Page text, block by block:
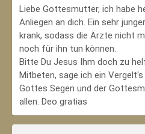
Liebe Gottesmutter, ich habe
Anliegen an dich. Ein sehr
krank, sodass die Ärzte nicht
noch für ihn tun können.
Bitte Du Jesus Ihm doch zu
Mitbeten, sage ich ein
Gottes Segen und der
allen. Deo gratias